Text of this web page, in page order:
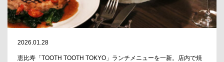
2026.01.28
恵比寿「TOOTH TOOTH TOKYO」ランチメニューを一新。店内で焼